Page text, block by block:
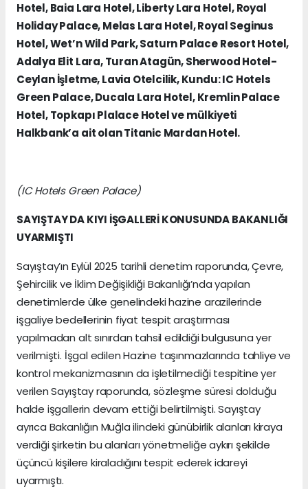
Hotel, Baia Lara Hotel, Liberty Lara Hotel, Royal
Holiday Palace, Melas Lara Hotel, Royal Seginus
Hotel, Wet’n Wild Park, Saturn Palace Resort Hotel,
Adalya Elit Lara, Turan Atagün, Sherwood Hotel-
Ceylan İşletme, Lavia Otelcilik, Kundu: IC Hotels
Green Palace, Ducala Lara Hotel, Kremlin Palace
Hotel, Topkapı Plalace Hotel ve mülkiyeti
Halkbank’a ait olan Titanic Mardan Hotel.
(IC Hotels Green Palace)
SAYIŞTAY DA KIYI İŞGALLERİ KONUSUNDA BAKANLIĞI
UYARMIŞTI
Sayıştay’ın Eylül 2025 tarihli denetim raporunda, Çevre,
Şehircilik ve İklim Değişikliği Bakanlığı’nda yapılan
denetimlerde ülke genelindeki hazine arazilerinde
işgaliye bedellerinin fiyat tespit araştırması
yapılmadan alt sınırdan tahsil edildiği bulgusuna yer
verilmişti. İşgal edilen Hazine taşınmazlarında tahliye ve
kontrol mekanizmasının da işletilmediği tespitine yer
verilen Sayıştay raporunda, sözleşme süresi dolduğu
halde işgallerin devam ettiği belirtilmişti. Sayıştay
ayrıca Bakanlığın Muğla ilindeki günübirlik alanları kiraya
verdiği şirketin bu alanları yönetmeliğe aykırı şekilde
üçüncü kişilere kiraladığını tespit ederek idareyi
uyarmıştı.